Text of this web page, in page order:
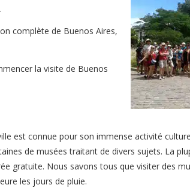
complète de Buenos Aires,
la visite de Buenos
est connue pour son immense activité
de musées traitant de divers sujets. La
gratuite. Nous savons tous que visiter des
les jours de pluie.